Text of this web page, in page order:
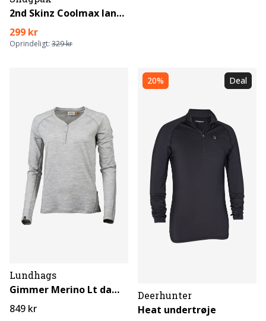
2nd Skinz Coolmax lange underbukser
299 kr
Oprindeligt: 329 kr
Lundhags
Gimmer Merino Lt dame Henley
849 kr
20% Deal
Deerhunter
Heat undertrøje